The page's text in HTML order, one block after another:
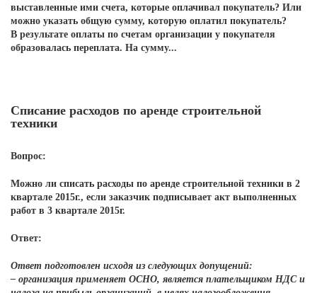
выставленные ими счета, которые оплачивал покупатель? Или
можно указать общую сумму, которую оплатил покупатель?
В результате оплаты по счетам организации у покупателя
образовалась переплата. На сумму...
Списание расходов по аренде строительной
техники
Вопрос:
Можно ли списать расходы по аренде строительной техники в 2
квартале 2015г., если заказчик подписывает акт выполненных
работ в 3 квартале 2015г.
Ответ:
Ответ подготовлен исходя из следующих допущений:
– организация применяет ОСНО, является плательщиком НДС и